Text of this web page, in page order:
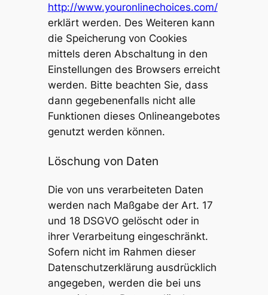
http://www.youronlinechoices.com/
erklärt werden. Des Weiteren kann
die Speicherung von Cookies
mittels deren Abschaltung in den
Einstellungen des Browsers erreicht
werden. Bitte beachten Sie, dass
dann gegebenenfalls nicht alle
Funktionen dieses Onlineangebotes
genutzt werden können.
Löschung von Daten
Die von uns verarbeiteten Daten
werden nach Maßgabe der Art. 17
und 18 DSGVO gelöscht oder in
ihrer Verarbeitung eingeschränkt.
Sofern nicht im Rahmen dieser
Datenschutzerklärung ausdrücklich
angegeben, werden die bei uns